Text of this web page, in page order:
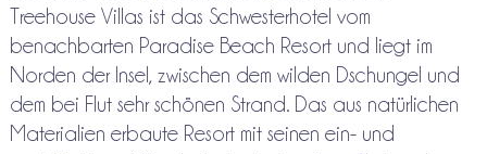
Treehouse Villas ist das Schwesterhotel vom
benachbarten Paradise Beach Resort und liegt im
Norden der Insel, zwischen dem wilden Dschungel und
dem bei Flut sehr schönen Strand. Das aus natürlichen
Materialien erbaute Resort mit seinen ein- und